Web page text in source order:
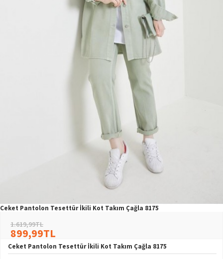
Ceket Pantolon Tesettür İkili Kot Takım Çağla 8175
Ceket Pantolon Tesettür İkili Kot Takım Çağla 8175
899,99TL
1.619,99TL